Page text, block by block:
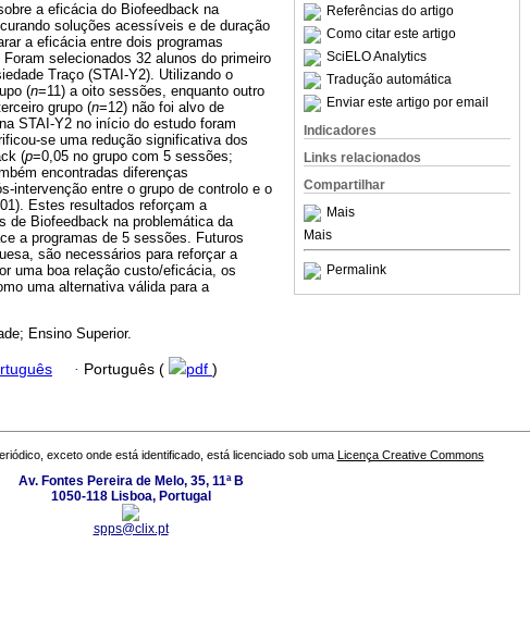
Referências do artigo
Como citar este artigo
SciELO Analytics
Tradução automática
Enviar este artigo por email
Indicadores
Links relacionados
Compartilhar
Mais
Mais
Permalink
a eficácia do Biofeedback na
soluções acessíveis e de duração
a eficácia entre dois programas
selecionados 32 alunos do primeiro
Traço (STAI-Y2). Utilizando o
(n=11) a oito sessões, enquanto outro
grupo (n=12) não foi alvo de
STAI-Y2 no início do estudo foram
se uma redução significativa dos
(p=0,05 no grupo com 5 sessões;
encontradas diferenças
intervenção entre o grupo de controlo e o
Estes resultados reforçam a
de Biofeedback na problemática da
a programas de 5 sessões. Futuros
são necessários para reforçar a
uma boa relação custo/eficácia, os
uma alternativa válida para a
Ensino Superior.
· Português ( pdf )
exceto onde está identificado, está licenciado sob uma Licença Creative Commons
Av. Fontes Pereira de Melo, 35, 11ª B
1050-118 Lisboa, Portugal
spps@clix.pt